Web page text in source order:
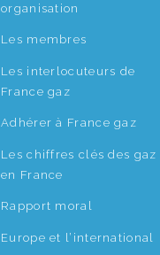
organisation
Les membres
Les interlocuteurs de
France gaz
Adhérer à France gaz
Les chiffres clés des gaz
en France
Rapport moral
Europe et l’international